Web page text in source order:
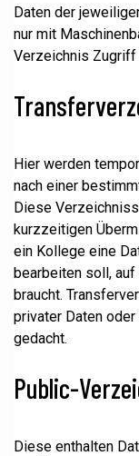
Daten der
nur mit
Verzeichnis Zugriff
Hier werden
nach einer
Diese
kurzzeitigen
ein Kollege eine
bearbeiten soll,
braucht.
privater Daten
gedacht.
Public-
Diese enthalten